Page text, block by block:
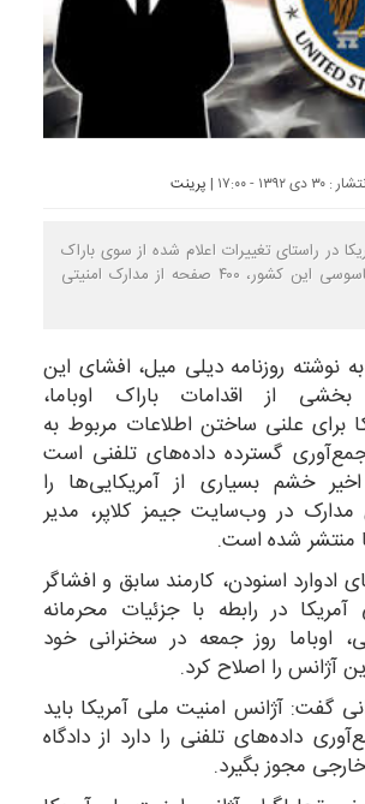
پرینت
در راستای تغییرات اعلام شده از سوی باراک
اوباما در برنامه‌های جاسوسی این کشور، ۴۰۰ صفحه از مدارک امنیتی
به نوشته روزنامه دیلی‌ میل، افشای این
از اقدامات باراک اوباما،
برای علنی ساختن اطلاعات مربوط به
جمع‌آوری گسترده داده‌های تلفنی است
خشم بسیاری از آمریکایی‌ها را
مدارک در وب‌سایت جیمز کلاپر، مدیر
منتشر شده است.
ادوارد اسنودن، کارمند سابق و افشاگر
در رابطه با جزئیات محرمانه
اوباما روز جمعه در سخنرانی خود
آژانس را اصلاح کرد.
گفت: آژانس امنیت ملی آمریکا باید
داده‌های تلفنی را دارد از دادگاه
مجوز بگیرد.